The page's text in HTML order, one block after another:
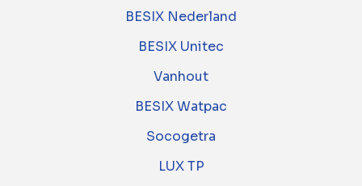
BESIX Nederland
BESIX Unitec
Vanhout
BESIX Watpac
Socogetra
LUX TP